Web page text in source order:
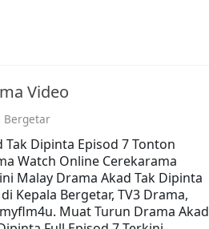
Video
Bergetar
Tak Dipinta Episod 7 Tonton
Watch Online Cerekarama
Malay Drama Akad Tak Dipinta
di Kepala Bergetar, TV3 Drama,
Muat Turun Drama Akad